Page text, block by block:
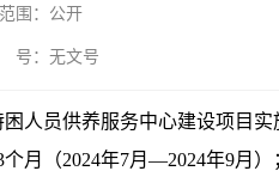
围：公开
：无文号
人员供养服务中心建设项目实
月（2024年7月—2024年9月